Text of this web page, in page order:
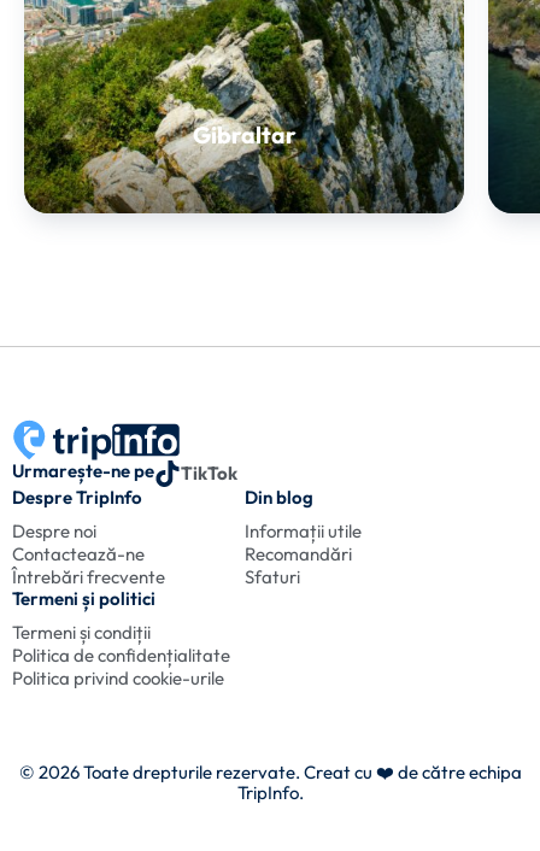
Gibraltar
Urmarește-ne pe
TikTok
Despre TripInfo
Despre noi
Contactează-ne
Întrebări frecvente
Din blog
Informații utile
Recomandări
Sfaturi
Termeni și politici
Termeni și condiții
Politica de confidențialitate
Politica privind cookie-urile
© 2026 Toate drepturile rezervate. Creat cu ❤️ de către echipa
TripInfo.